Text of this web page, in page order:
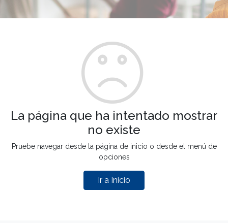
La página que ha intentado mostrar
no existe
Pruebe navegar desde la página de inicio o desde el menú de
opciones
Ir a Inicio